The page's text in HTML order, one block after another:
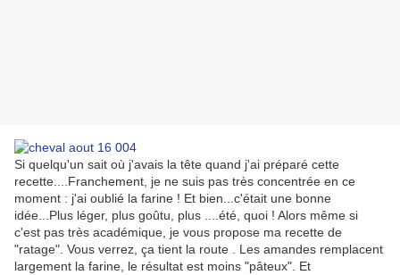
Si quelqu'un sait où j'avais la tête quand j'ai préparé cette
recette....Franchement, je ne suis pas très concentrée en ce
moment : j'ai oublié la farine ! Et bien...c'était une bonne
idée...Plus léger, plus goûtu, plus ....été, quoi ! Alors même si
c'est pas très académique, je vous propose ma recette de
"ratage". Vous verrez, ça tient la route . Les amandes remplacent
largement la farine, le résultat est moins "pâteux". Et